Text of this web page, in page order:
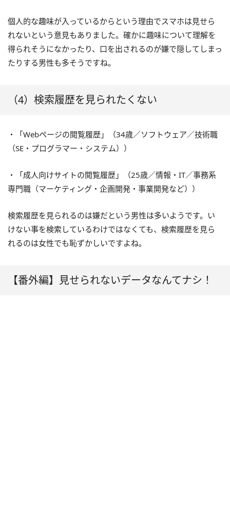
個人的な趣味が入っているからという理由でスマホは見せら
れないという意見もありました。確かに趣味について理解を
得られそうになかったり、口を出されるのが嫌で隠してしまっ
たりする男性も多そうですね。
（4）検索履歴を見られたくない
・「Webページの閲覧履歴」（34歳／ソフトウェア／技術職
（SE・プログラマー・システム））
・「成人向けサイトの閲覧履歴」（25歳／情報・IT／事務系
専門職（マーケティング・企画開発・事業開発など））
検索履歴を見られるのは嫌だという男性は多いようです。い
けない事を検索しているわけではなくても、検索履歴を見ら
れるのは女性でも恥ずかしいですよね。
【番外編】見せられないデータなんてナシ！